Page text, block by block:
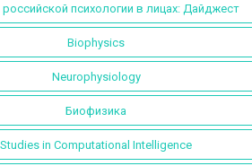
психологии в лицах: Дайджест
Biophysics
Neurophysiology
Биофизика
Studies in Computational Intelligence